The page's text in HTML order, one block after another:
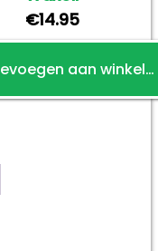
€14.95
Toevoegen aan winkelwagen